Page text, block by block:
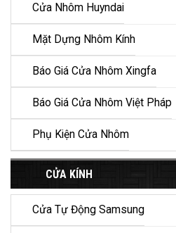
Cửa Nhôm Huyndai
Mặt Dựng Nhôm Kính
Báo Giá Cửa Nhôm Xingfa
Báo Giá Cửa Nhôm Việt Pháp
Phụ Kiện Cửa Nhôm
CỬA KÍNH
Cửa Tự Động Samsung